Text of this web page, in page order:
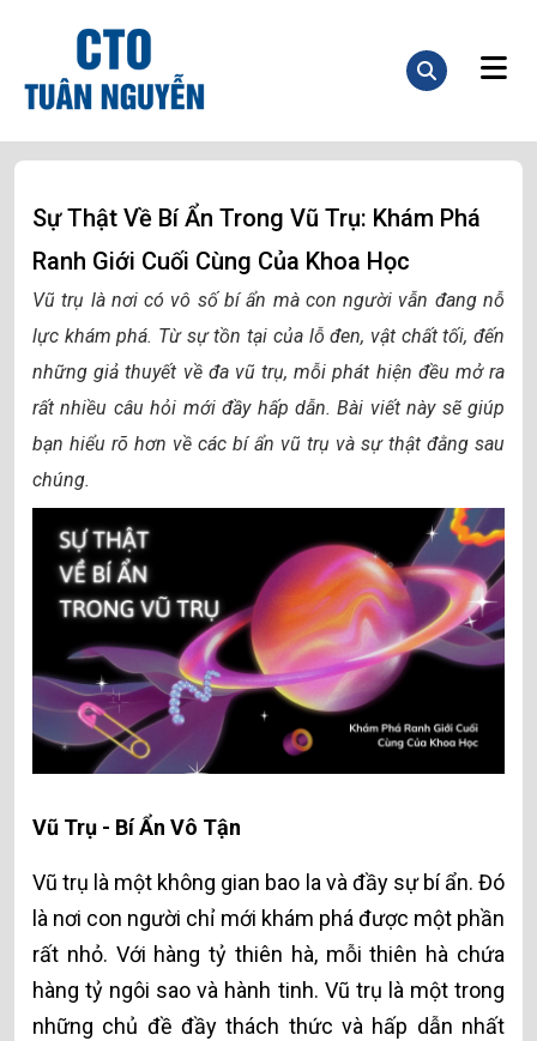
Sự Thật Về Bí Ẩn Trong Vũ Trụ: Khám Phá
Ranh Giới Cuối Cùng Của Khoa Học
Vũ trụ là nơi có vô số bí ẩn mà con người vẫn đang nỗ
lực khám phá. Từ sự tồn tại của lỗ đen, vật chất tối, đến
những giả thuyết về đa vũ trụ, mỗi phát hiện đều mở ra
rất nhiều câu hỏi mới đầy hấp dẫn. Bài viết này sẽ giúp
bạn hiểu rõ hơn về các bí ẩn vũ trụ và sự thật đằng sau
chúng.
Vũ Trụ - Bí Ẩn Vô Tận
Vũ trụ là một không gian bao la và đầy sự bí ẩn. Đó
là nơi con người chỉ mới khám phá được một phần
rất nhỏ. Với hàng tỷ thiên hà, mỗi thiên hà chứa
hàng tỷ ngôi sao và hành tinh. Vũ trụ là một trong
những chủ đề đầy thách thức và hấp dẫn nhất